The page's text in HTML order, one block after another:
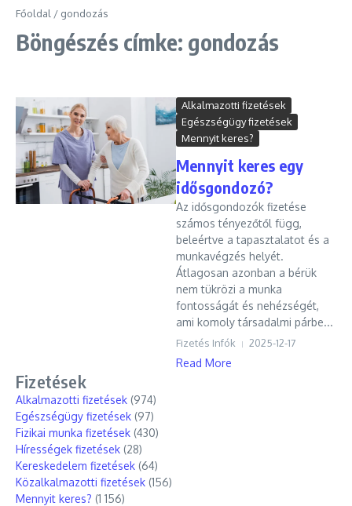
Főoldal / gondozás
Böngészés címke: gondozás
Alkalmazotti fizetések
Egészségügy fizetések
Mennyit keres?
Mennyit keres egy
idősgondozó?
Az idősgondozók fizetése
számos tényezőtől függ,
beleértve a tapasztalatot és a
munkavégzés helyét.
Átlagosan azonban a bérük
nem tükrözi a munka
fontosságát és nehézségét,
ami komoly társadalmi párbe...
Fizetés Infók 2025-12-17
Read More
Fizetések
Alkalmazotti fizetések (974)
Egészségügy fizetések (97)
Fizikai munka fizetések (430)
Hírességek fizetések (28)
Kereskedelem fizetések (64)
Közalkalmazotti fizetések (156)
Mennyit keres? (1 156)